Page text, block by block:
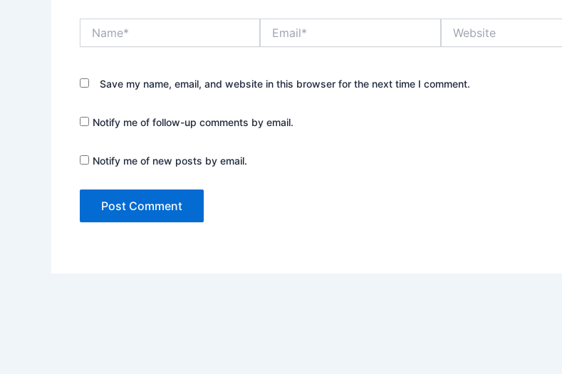
Save my name, email, and website in this browser for the next time I comment.
Notify me of follow-up comments by email.
Notify me of new posts by email.